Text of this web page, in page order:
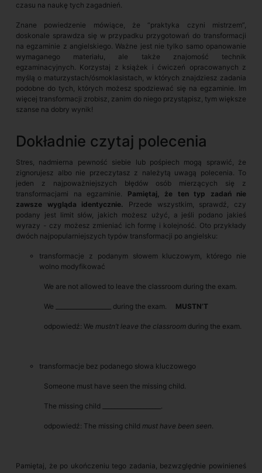
czasu na naukę tych zagadnień.
Znane powiedzenie mówiące, że “praktyka czyni mistrzem”,
doskonale sprawdza się w przypadku przygotowań do transformacji
na egzaminie z angielskiego. Ważne jest nie tylko samo opanowanie
wymaganego materiału, ale także znajomość technik
egzaminacyjnych. Korzystaj z książek i ćwiczeń opracowanych z
myślą o maturzystach/ósmoklasistach, w których znajdziesz zadania
podobne do tych, których możesz spodziewać się na egzaminie. Im
więcej transformacji zrobisz, zanim do niego przystąpisz, tym większe
szanse na dobry wynik!
Dokładnie czytaj polecenia
Stres, nadmierna pewność siebie lub pośpiech mogą sprawić, że
zignorujesz albo nie przeczytasz z należytą uwagą polecenia. To
jeden z najpoważniejszych błędów osób mierzących się z
transformacjami na egzaminie. Pamiętaj, że ten typ zadań nie
zawsze wygląda identycznie. Przede wszystkim, sprawdź, czy
podany jest limit słów, jakich możesz użyć, a jeśli podano jakieś
wyrazy - czy możesz zmieniać ich formę i kolejność. Oto przykłady
dwóch najpopularniejszych typów transformacji po angielsku:
transformacje z podanym słowem kluczowym, którego nie
wolno modyfikować
We are not allowed to leave the classroom during the exam.
We ___________________ during the exam. MUSTN’T
odpowiedź: We mustn’t leave the classroom during the exam.
transformacje bez podanego słowa kluczowego
Someone must have seen the missing child.
The missing child ____________________.
odpowiedź: The missing child must have been seen.
Pamiętaj, że po ukończeniu tego zadania, bezwzględnie powinieneś